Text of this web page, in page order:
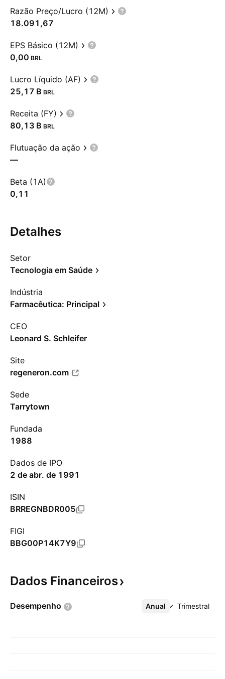
Razão Preço/Lucro (12M)
18.091,67
EPS Básico (12M)
0,00 BRL
Lucro Líquido (AF)
‪25,17 B‬ BRL
Receita (FY)
‪80,13 B‬ BRL
Flutuação da ação
—
Beta (1A)
0,11
Detalhes
Setor
Tecnologia em Saúde
Indústria
Farmacêutica: Principal
CEO
Leonard S. Schleifer
Site
regeneron.com
Sede
Tarrytown
Fundada
1988
Dados de IPO
2 de abr. de 1991
ISIN
BRREGNBDR005
FIGI
BBG00P14K7Y9
Dados Financeiros
Desempenho Anual Trimestral
Mais